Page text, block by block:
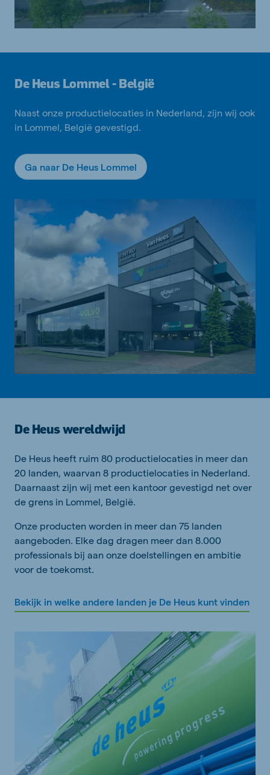
De Heus Lommel - België
Naast onze productielocaties in Nederland, zijn wij ook
in Lommel, België gevestigd.
Ga naar De Heus Lommel
De Heus wereldwijd
De Heus heeft ruim 80 productielocaties in meer dan
20 landen, waarvan 8 productielocaties in Nederland.
Daarnaast zijn wij met een kantoor gevestigd net over
de grens in Lommel, België.
Onze producten worden in meer dan 75 landen
aangeboden. Elke dag dragen meer dan 8.000
professionals bij aan onze doelstellingen en ambitie
voor de toekomst.
Bekijk in welke andere landen je De Heus kunt vinden